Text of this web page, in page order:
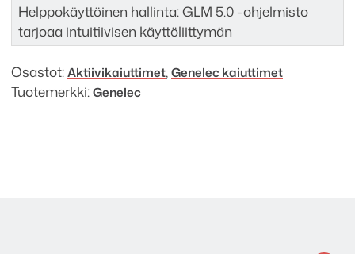
Helppokäyttöinen hallinta: GLM 5.0 -ohjelmisto
tarjoaa intuitiivisen käyttöliittymän
Osastot:Aktiivi­kaiuttimet,Genelec kaiuttimet
Tuotemerkki:Genelec